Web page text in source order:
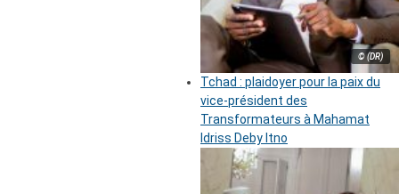
© (DR)
Tchad : plaidoyer pour la paix du
vice-président des
Transformateurs à Mahamat
Idriss Deby Itno